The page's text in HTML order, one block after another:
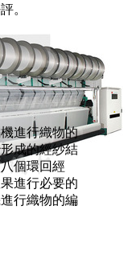
。
進行織物的
成的經紗結
個環回經
進行必要的
行織物的編